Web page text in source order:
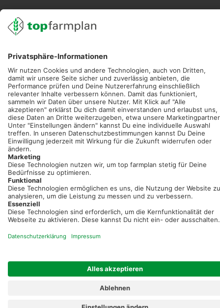
service@topfarmplan.de
Sei immer auf dem Laufenden!
Neue Features, spannende Tipps und hilfreiche Anleitungen!
Registriere dich kostenlos!
einfach und bequem!
Kostenlos registrieren & sofort starten
Impressum Kontakt & Hilfe